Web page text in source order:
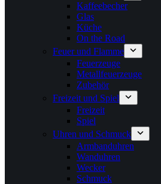
Kaffeebecher
Glas
Küche
On the Road
Feuer und Flamme
Feuerzeuge
Metallfeuerzeuge
Zubehör
Freizeit und Spiel
Freizeit
Spiel
Uhren und Schmuck
Armbanduhren
Wanduhren
Wecker
Schmuck